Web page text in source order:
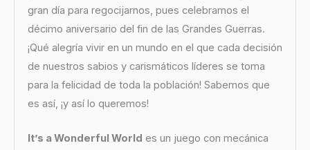
gran día para regocijarnos, pues celebramos el
décimo aniversario del fin de las Grandes Guerras.
¡Qué alegría vivir en un mundo en el que cada decisión
de nuestros sabios y carismáticos líderes se toma
para la felicidad de toda la población! Sabemos que
es así, ¡y así lo queremos!
It’s a Wonderful World es un juego con mecánica